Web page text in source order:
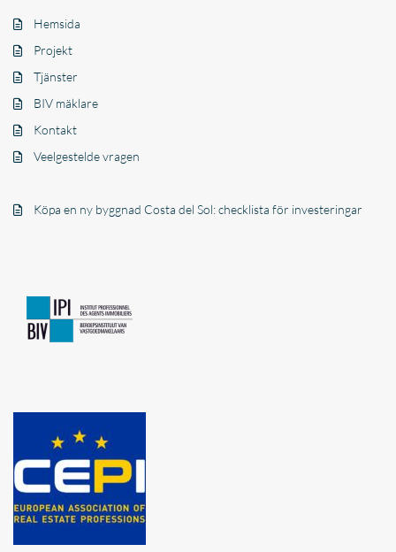
Hemsida
Projekt
Tjänster
BIV mäklare
Kontakt
Veelgestelde vragen
Köpa en ny byggnad Costa del Sol: checklista för investeringar